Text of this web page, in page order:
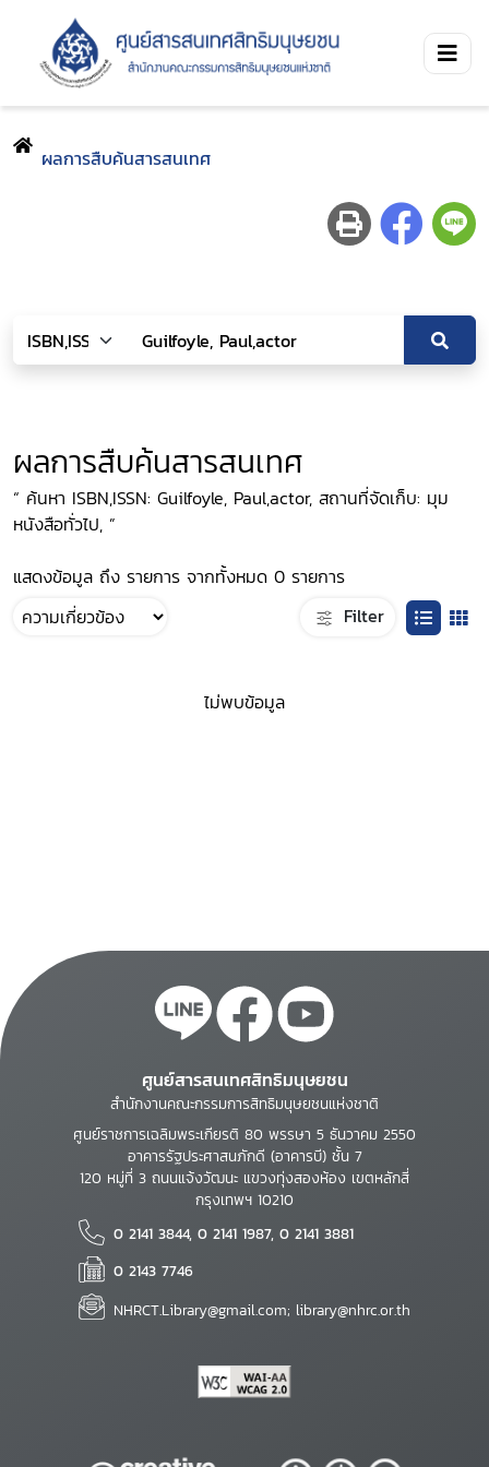
ผลการสืบค้นสารสนเทศ
ผลการสืบค้นสารสนเทศ
“ ค้นหา ISBN,ISSN: Guilfoyle, Paul,actor, สถานที่จัดเก็บ: มุม
หนังสือทั่วไป, ”
แสดงข้อมูล ถึง รายการ จากทั้งหมด 0 รายการ
Filter
ไม่พบข้อมูล
ศูนย์สารสนเทศสิทธิมนุษยชน
สำนักงานคณะกรรมการสิทธิมนุษยชนแห่งชาติ
ศูนย์ราชการเฉลิมพระเกียรติ 80 พรรษา 5 ธันวาคม 2550
อาคารรัฐประศาสนภักดี (อาคารบี) ชั้น 7
120 หมู่ที่ 3 ถนนแจ้งวัฒนะ แขวงทุ่งสองห้อง เขตหลักสี่
กรุงเทพฯ 10210
0 2141 3844, 0 2141 1987, 0 2141 3881
0 2143 7746
NHRCT.Library@gmail.com; library@nhrc.or.th